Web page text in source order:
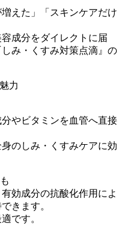
えた」「スキンケアだけ
成分をダイレクトに届
み・くすみ対策点滴』の
力
やビタミンを血管へ直接
のしみ・くすみケアに効
効成分の抗酸化作用によ
きます。
です。